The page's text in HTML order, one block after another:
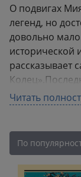
О подвигах
легенд, но
довольно
исторической
рассказывает
посвятил
воинского
всем, все же в
воина-
выросший
Читать
По